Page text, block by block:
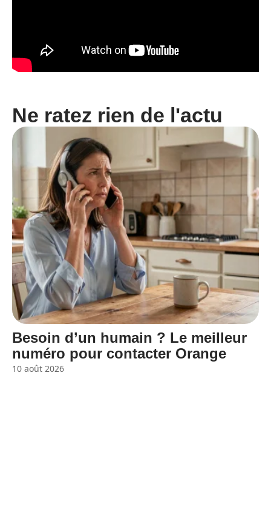
Ne ratez rien de l'actu
Besoin d’un humain ? Le meilleur
numéro pour contacter Orange
10 août 2026